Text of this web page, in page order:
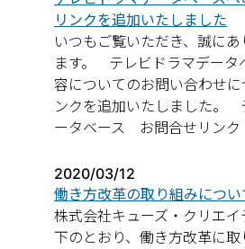
リンクを追加いたしました
いつもご覧いただき、誠に
ます。 テレビドラマデータ
容についてのお問い合わせに
ンクを追加いたしました。
ータベース お問合せリン
2020/03/12
働き方改革の取り組みについ
株式会社キューズ・クリエ
下のとおり、働き方改革に取